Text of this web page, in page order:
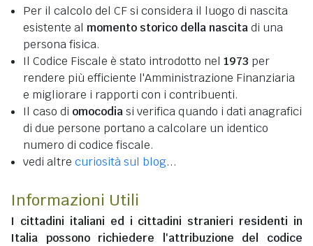
Per il calcolo del CF si considera il luogo di nascita
esistente al momento storico della nascitadi una
persona fisica.
Il Codice Fiscale è stato introdotto nel 1973 per
rendere più efficiente l'Amministrazione Finanziaria
e migliorare i rapporti con i contribuenti.
Il caso di omocodiasi verifica quando i dati anagrafici
di due persone portano a calcolare un identico
numero di codice fiscale.
vedi altre curiosità sul blog...
Informazioni Utili
I cittadini italiani ed i cittadini stranieri residenti in
Italia possono richiedere l'attribuzione del codice